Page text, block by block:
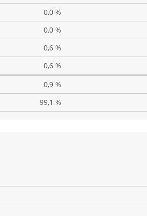
0,0 %
0,0 %
0,6 %
0,6 %
0,9 %
99,1 %